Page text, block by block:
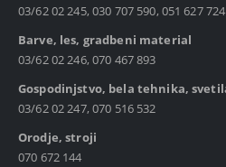
03/62 02 245, 030 707 590, 051 627 724
Barve, les, gradbeni material
03/62 02 246, 070 467 893
Gospodinjstvo, bela tehnika,
03/62 02 247, 070 516 532
Orodje, stroji
070 672 144